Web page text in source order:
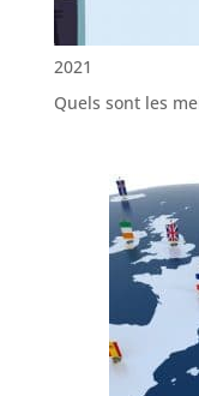
2021
Quels sont les